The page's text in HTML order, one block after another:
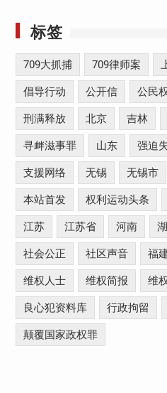
标签
709大抓捕 709律师案
倡导行动 公开信 公民
刑满释放 北京 吉林
寻衅滋事罪 山东 强迫
支援网络 无锡 无锡市
本站首发 权利运动头条
江苏 江苏省 河南
社会公正 社区声音 福
维权人士 维权简报 维
良心犯资料库 行政拘留
颠覆国家政权罪